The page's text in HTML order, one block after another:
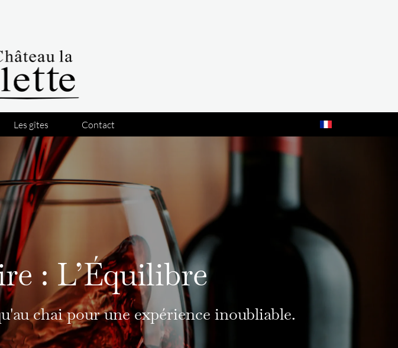
Les gîtes Contact
: L’Équilibre
chai pour une expérience inoubliable.